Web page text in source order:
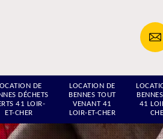
DE
DÉCHETS
41 LOIR-
ET-CHER
LOCATION DE
BENNES TOUT
VENANT 41
LOIR-ET-CHER
41